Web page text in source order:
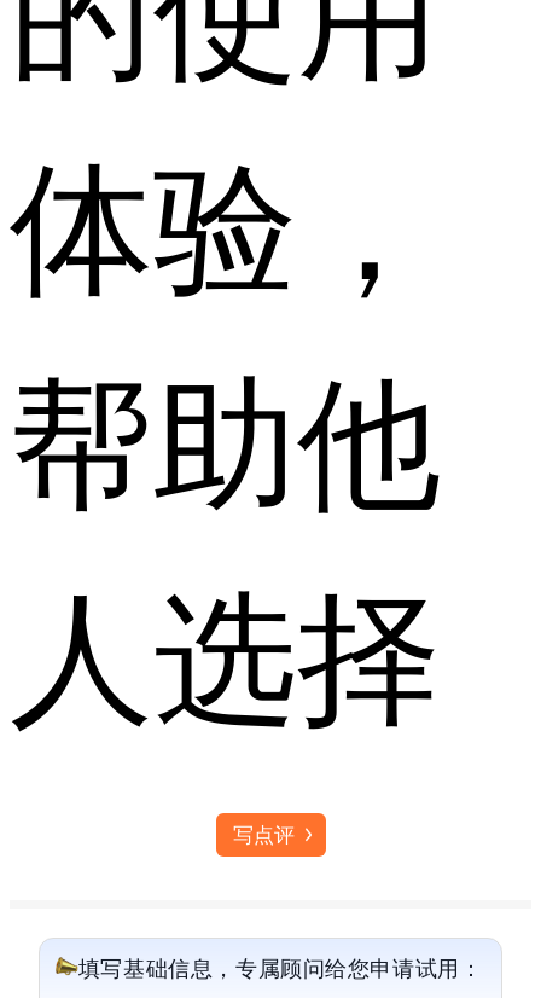
体验，
帮助他
人选择
写点评
填写基础信息，专属顾问给您申请试用：